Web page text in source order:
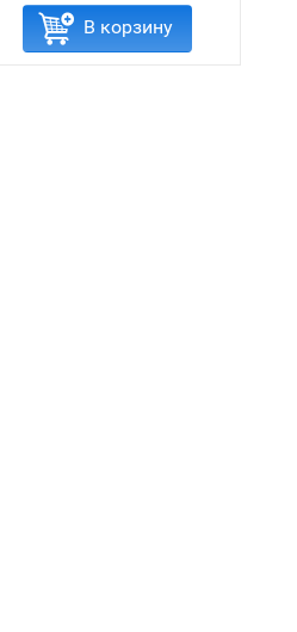
В корзину